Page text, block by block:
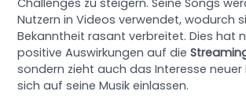
Nutzern in Videos verwendet, wodurch
Bekanntheit rasant verbreitet. Dies hat
positive Auswirkungen auf die
sondern zieht auch das Interesse neuer
sich auf seine Musik einlassen.